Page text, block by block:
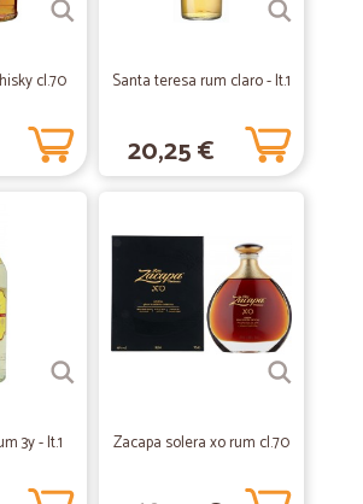
17/07/2020
Francesca R.
consegna veloci
03/06/2020
Luca B.
prodotto
13/01/2020
Antonio D.
cl.70 Santa teresa rum claro - lt.1
20,25 €
3y - lt.1 Zacapa solera xo rum cl.70